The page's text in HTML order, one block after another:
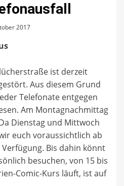
2017
ist derzeit
Aus diesem Grund
Telefonate entgegen
Am Montagnachmittag
Dienstag und Mittwoch
euch voraussichtlich ab
Bis dahin könnt
besuchen, von 15 bis
Comic-Kurs läuft, ist auf